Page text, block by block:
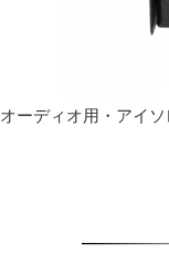
オーディオ用・アイ